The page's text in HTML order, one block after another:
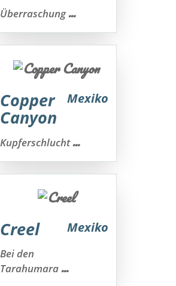
Überraschung...
Copper
Canyon
Mexiko
Kupferschlucht...
Creel Mexiko
Bei den
Tarahumara...